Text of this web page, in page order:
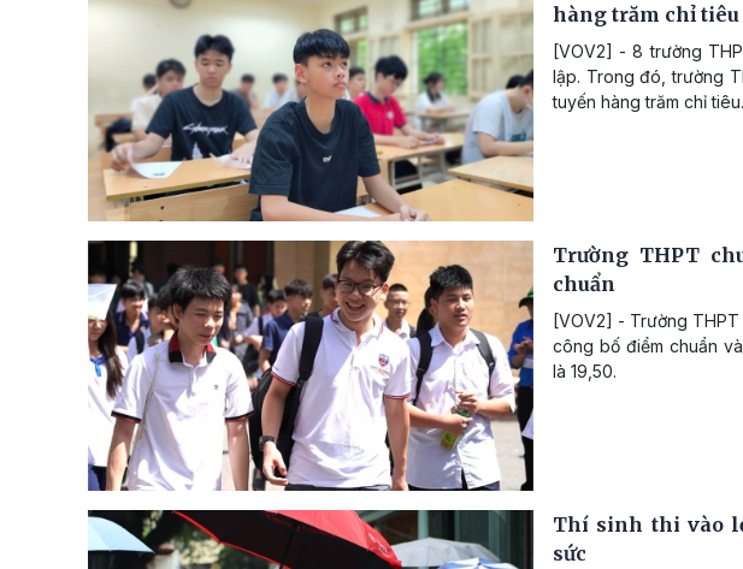
hàng trăm chỉ tiêu
[VOV2] - 8 trường
lập. Trong đó, trường
tuyến hàng trăm chỉ tiêu.
Trường THPT
chuẩn
[VOV2] - Trường
công bố điểm chuẩn
là 19,50.
Thí sinh thi vào
sức